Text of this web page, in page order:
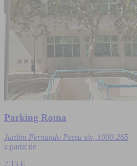
Parking Roma
Jardim Fernando Pessa s/n, 1000-265
a partir de
2,15 €